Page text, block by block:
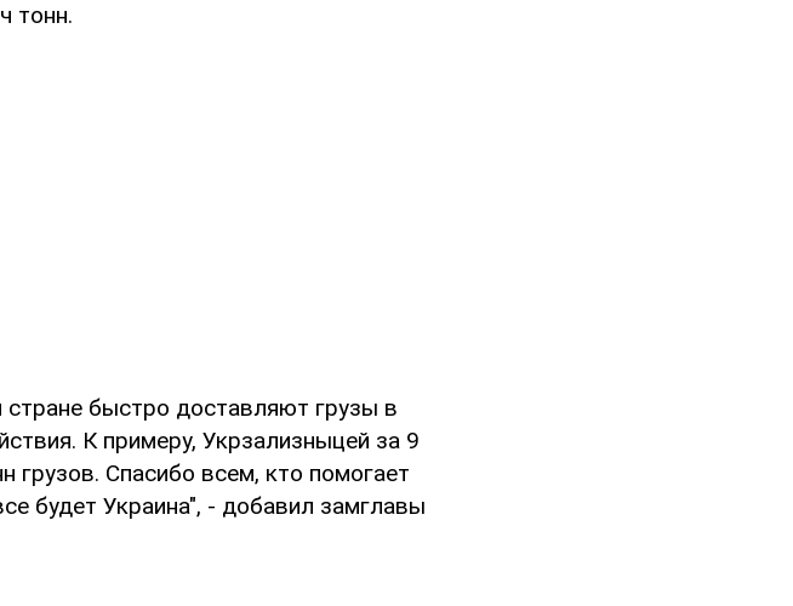
тонн.
стране быстро доставляют грузы в
К примеру, Укрзализныцей за 9
грузов. Спасибо всем, кто помогает
будет Украина", - добавил замглавы